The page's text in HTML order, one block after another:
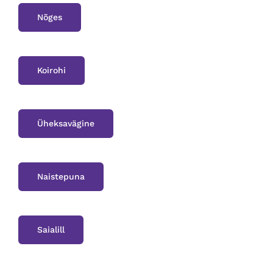
Nõges
Koirohi
Üheksavägine
Naistepuna
Saialill